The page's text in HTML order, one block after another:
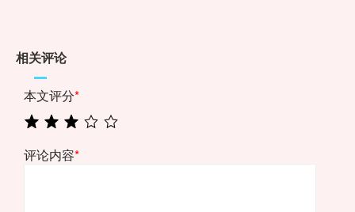
相关评论
本文评分*
评论内容*